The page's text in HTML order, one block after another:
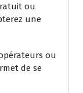
ou
une
ou
de se